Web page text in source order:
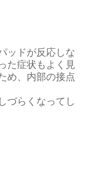
ッドが反応しな
た症状もよく見
め、内部の接点
づらくなってし